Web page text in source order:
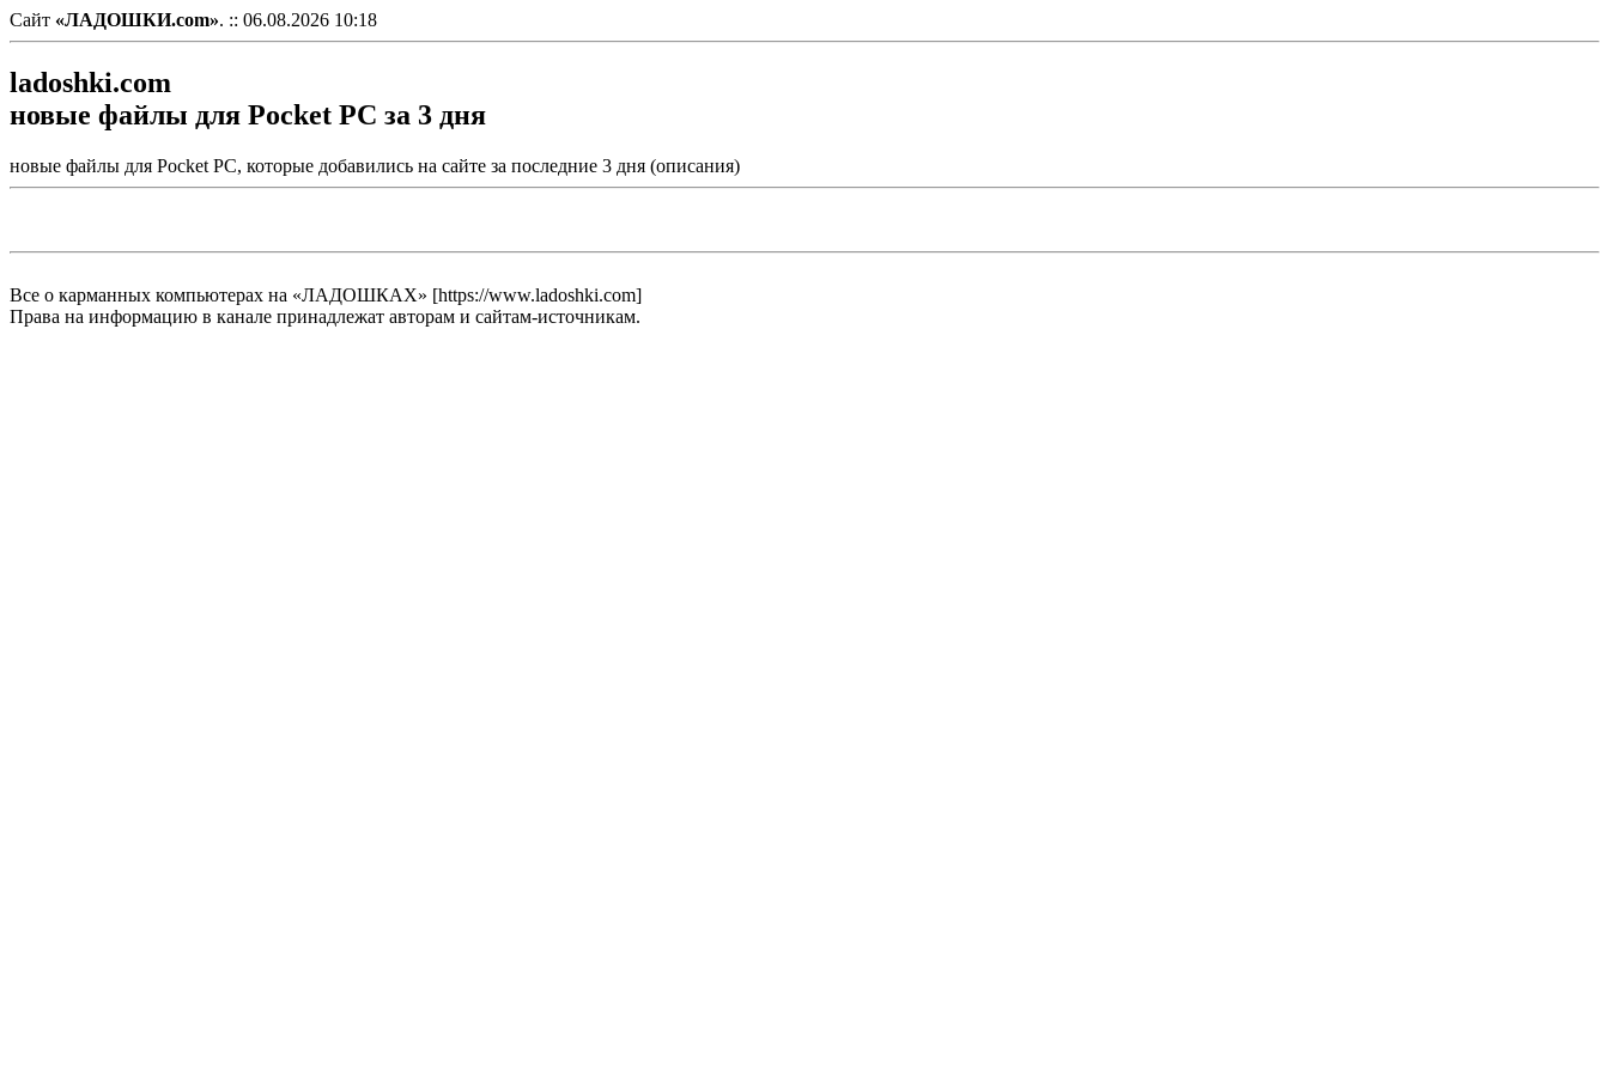
Сайт «ЛАДОШКИ.com». :: 06.08.2026 10:18
ladoshki.com
новые файлы для Pocket PC за 3 дня
новые файлы для Pocket PC, которые добавились на сайте за последние 3 дня (описания)
Все о карманных компьютерах на «ЛАДОШКАХ» [https://www.ladoshki.com]
Права на информацию в канале принадлежат авторам и сайтам-источникам.